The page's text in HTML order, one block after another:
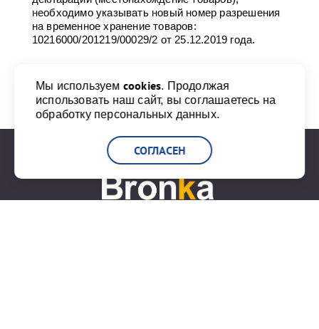
необходимо указывать новый номер разрешения
на временное хранение товаров:
10216000/201219/00029/2 от 25.12.2019 года.
Поделиться:
Мы используем cookies. Продолжая
использовать наш сайт, вы соглашаетесь на
обработку персональных данных.
СОГЛАСЕН